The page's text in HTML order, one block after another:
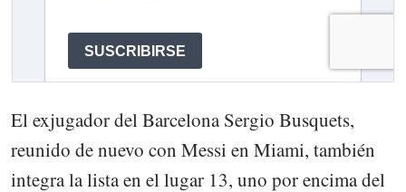
El exjugador del Barcelona Sergio Busquets,
reunido de nuevo con Messi en Miami, también
integra la lista en el lugar 13, uno por encima del